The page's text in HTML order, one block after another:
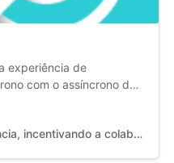
experiência de
com o assíncrono de
colaboração com
um serviço flexívelElos • Além da Videoconferência, incentivando a colaboração.